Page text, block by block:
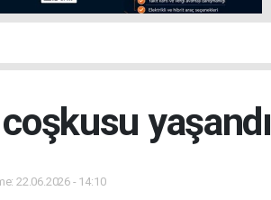
yaşandı
22.06.2026 - 14:10